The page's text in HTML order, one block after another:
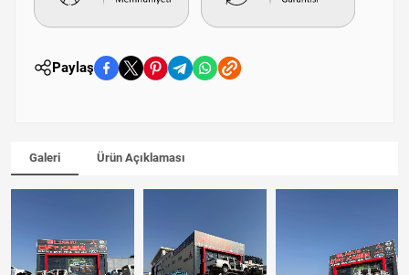
Paylaş
Galeri Ürün Açıklaması